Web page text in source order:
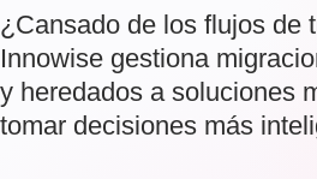
¿Cansado de los flujos de
Innowise gestiona
y heredados a soluciones
tomar decisiones más